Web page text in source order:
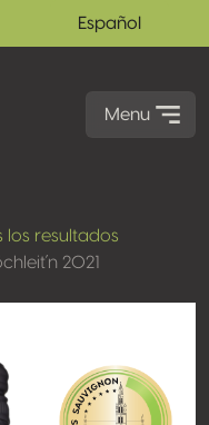
Español
Menu
los resultados
2021